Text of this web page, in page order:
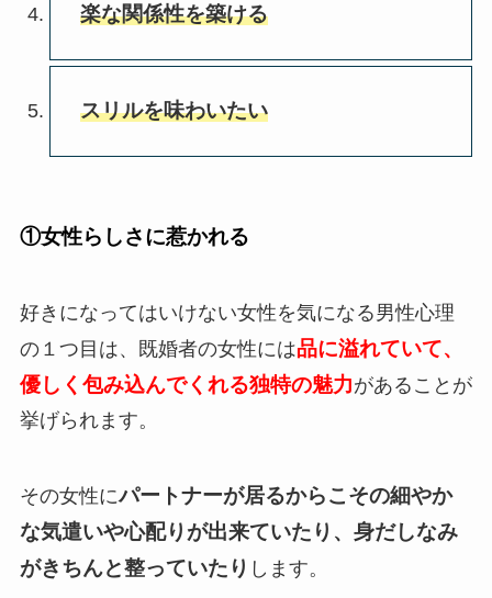
楽な関係性を築ける
スリルを味わいたい
①女性らしさに惹かれる
好きになってはいけない女性を気になる男性心理
の１つ目は、既婚者の女性には品に溢れていて、
優しく包み込んでくれる独特の魅力があることが
挙げられます。
その女性にパートナーが居るからこその細やか
な気遣いや心配りが出来ていたり、身だしなみ
がきちんと整っていたり します。